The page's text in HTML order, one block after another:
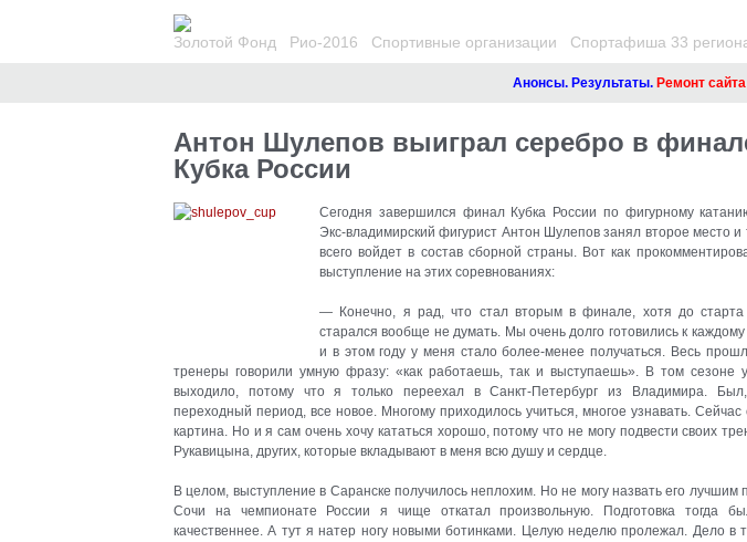
Золотой Фонд Рио-2016 Спортивные организации Спортафиша 33
Анонсы. Результаты.Ремонт сайта
Антон Шулепов выиграл серебро в
Кубка России
Сегодня завершился финал Кубка России по фигурному
Экс-владимирский фигурист Антон Шулепов занял второе место и
всего войдет в состав сборной страны. Вот как
выступление на этих соревнованиях:
— Конечно, я рад, что стал вторым в финале, хотя до старта
старался вообще не думать. Мы очень долго готовились к
и в этом году у меня стало более-менее получаться. Весь
тренеры говорили умную фразу: «как работаешь, так и выступаешь». В том сезоне
выходило, потому что я только переехал в Санкт-Петербург из Владимира. Был,
переходный период, все новое. Многому приходилось учиться, многое узнавать. Сейчас
картина. Но и я сам очень хочу кататься хорошо, потому что не могу подвести своих
Рукавицына, других, которые вкладывают в меня всю душу и сердце.
В целом, выступление в Саранске получилось неплохим. Но не могу назвать его лучшим
Сочи на чемпионате России я чище откатал произвольную. Подготовка тогда
качественнее. А тут я натер ногу новыми ботинками. Целую неделю пролежал. Дело в